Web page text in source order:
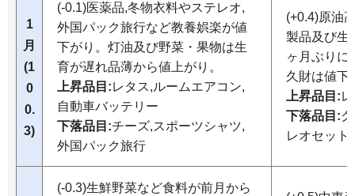
1
月
(1
0
0.
3)
(-0.1)医薬品,冬物衣料やステレオ,
外国パック旅行など教養娯楽が値
下がり。灯油及び野菜・果物は生
育が遅れ品薄から値上がり。
上昇品目:レタス,ルームエアコン,
自動車バッテリー
下落品目:チーズ,スポーツシャツ,
外国パック旅行
(+0.4)原油
製品及び生
ヶ月ぶりに
久財は値下
上昇品目:
下落品目:
レオセット
(-0.3)生鮮野菜など食料が前月から